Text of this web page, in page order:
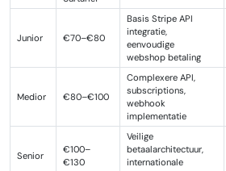
Junior €70–€80
Basis Stripe API
integratie,
eenvoudige
webshop betaling
Medior €80–€100
Complexere API,
subscriptions,
webhook
implementatie
Senior
€100–
€130
Veilige
betaalarchitectuur,
internationale